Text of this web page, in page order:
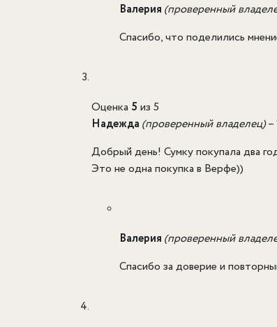
Валерия (проверенный
Спасибо, что поделились
Оценка 5 из 5
Надежда (проверенный владелец)–
Добрый день! Сумку покупала два
Это не одна покупка в Верфе))
Валерия (проверенный
Спасибо за доверие и